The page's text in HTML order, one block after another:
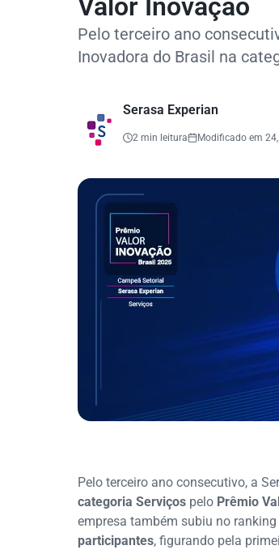
Valor Inovação
Pelo terceiro ano
Inovadora do Brasil na
Serasa Experian
2 min leitura Modificado em
Pelo terceiro ano consecutivo, a
categoria Serviços pelo Prêmio
empresa também subiu no
participantes, figurando pela